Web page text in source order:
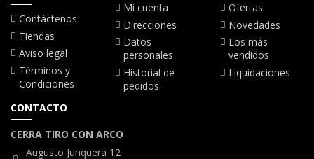
Contáctenos
Tiendas
Aviso legal
Términos y
Condiciones
Mi cuenta
Direcciones
Datos
personales
Historial de
pedidos
Ofertas
Novedades
Los más
vendidos
Liquidaciones
CONTACTO
CERRA TIRO CON ARCO
Augusto Junquera 12